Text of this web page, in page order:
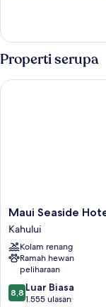
Kamar
Properti serupa
Maui
Seaside
Hotel
Kahului
Maui Seaside
Kahului
Kolam renang
Ramah hewan
peliharaan
8.8
dari
8,8 Luar Biasa
1.555 ulasan
Maui Seaside Hotel